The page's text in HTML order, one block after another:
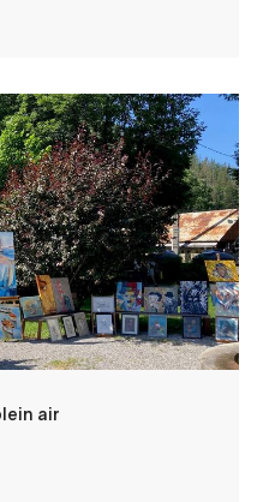
artistes de l’association
du Haut Verdon) :
huiles, pastels.
air